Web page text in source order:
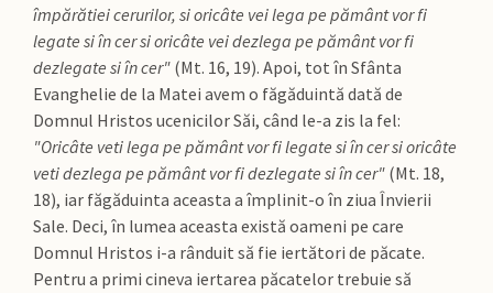
împărătiei cerurilor, si oricâte vei lega pe pământ vor fi
legate si în cer si oricâte vei dezlega pe pământ vor fi
dezlegate si în cer" (Mt. 16, 19). Apoi, tot în Sfânta
Evanghelie de la Matei avem o făgăduintă dată de
Domnul Hristos ucenicilor Săi, când le-a zis la fel:
"Oricâte veti lega pe pământ vor fi legate si în cer si oricâte
veti dezlega pe pământ vor fi dezlegate si în cer" (Mt. 18,
18), iar făgăduinta aceasta a împlinit-o în ziua Învierii
Sale. Deci, în lumea aceasta există oameni pe care
Domnul Hristos i-a rânduit să fie iertători de păcate.
Pentru a primi cineva iertarea păcatelor trebuie să